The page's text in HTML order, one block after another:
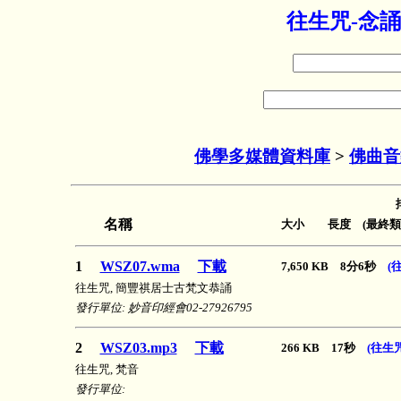
往生咒-念
佛學多媒體資料庫 > 佛曲
名稱 大小 長度 (最終類
1 WSZ07.wma 下載 7,650 KB 8分6秒 (
往生咒, 簡豐祺居士古梵文恭誦
發行單位: 妙音印經會02-27926795
2 WSZ03.mp3 下載 266 KB 17秒 (往生
往生咒, 梵音
發行單位: